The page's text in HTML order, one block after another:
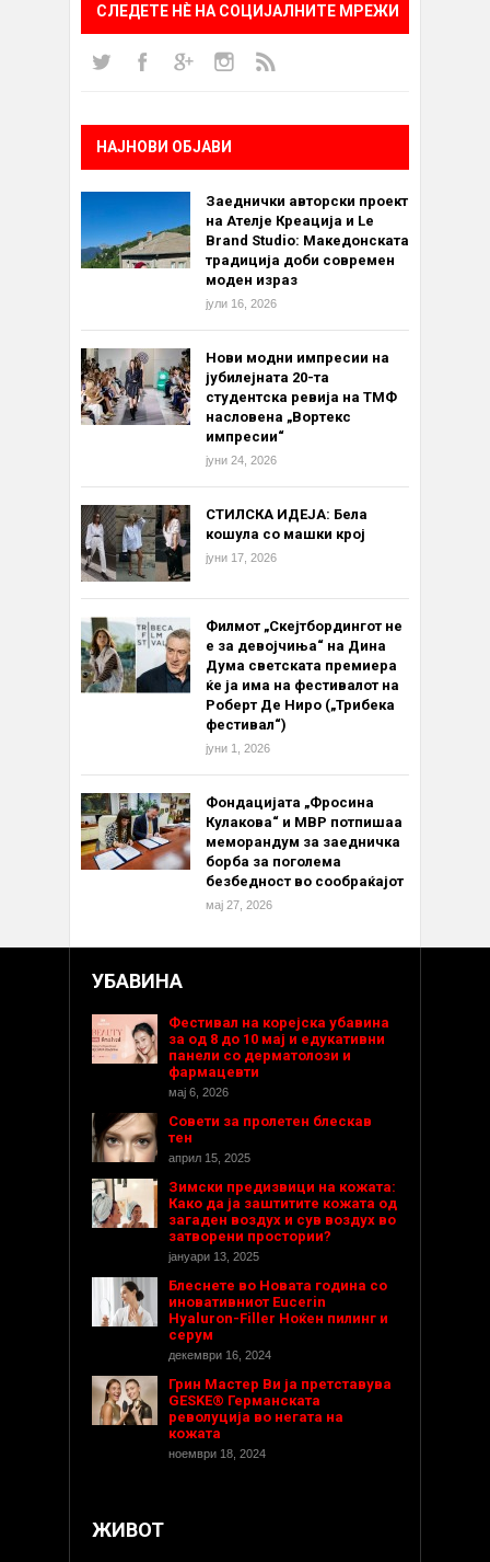
СЛЕДЕТЕ НÈ НА СОЦИЈАЛНИТЕ МРЕЖИ
НАЈНОВИ ОБЈАВИ
Заеднички авторски проект
на Ателје Креација и Le
Brand Studio: Македонската
традиција доби современ
моден израз
јули 16, 2026
Нови модни импресии на
јубилејната 20-та
студентска ревија на ТМФ
насловена „Вортекс
импресии“
јуни 24, 2026
СТИЛСКА ИДЕЈА: Бела
кошула со машки крој
јуни 17, 2026
Филмот „Скејтбордингот не
е за девојчиња“ на Дина
Дума светската премиера
ќе ја има на фестивалот на
Роберт Де Ниро („Трибека
фестивал“)
јуни 1, 2026
Фондацијата „Фросина
Кулакова“ и МВР потпишаа
меморандум за заедничка
борба за поголема
безбедност во сообраќајот
мај 27, 2026
УБАВИНА
Фестивал на корејска убавина
за од 8 до 10 мај и едукативни
панели со дерматолози и
фармацевти
мај 6, 2026
Совети за пролетен блескав
тен
април 15, 2025
Зимски предизвици на кожата:
Како да ја заштитите кожата од
загаден воздух и сув воздух во
затворени простории?
јануари 13, 2025
Блеснете во Новата година со
иновативниот Eucerin
Hyaluron-Filler Ноќен пилинг и
серум
декември 16, 2024
Грин Мастер Ви ја претставува
GESKE® Германската
револуција во негата на
кожата
ноември 18, 2024
ЖИВОТ